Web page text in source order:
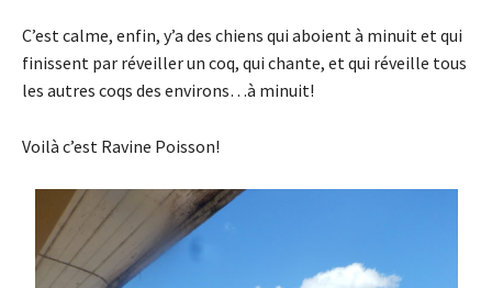
C’est calme, enfin, y’a des chiens qui aboient à minuit et qui
finissent par réveiller un coq, qui chante, et qui réveille tous
les autres coqs des environs…à minuit!
Voilà c’est Ravine Poisson!